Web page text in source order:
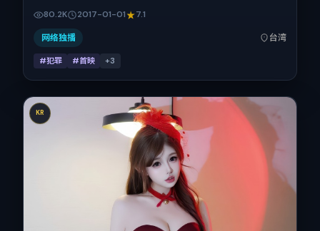
2017年1月1日于中国台湾首映（春节档前后），片长164分
钟，适合喜欢强情节与细腻表演的观众。
80.2K 2017-01-01 7.1
网络独播 台湾
#犯罪 #首映 +3
KR